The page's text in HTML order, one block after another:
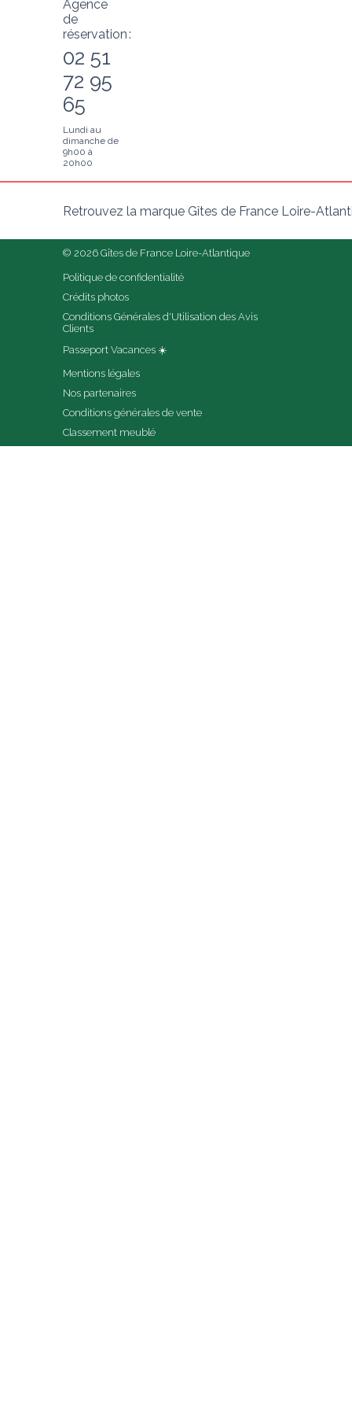
Agence
de
réservation :
02 51
72 95
65
Lundi au
dimanche de
9h00 à
20h00
Retrouvez la marque Gîtes de France Loire-
© 2026 Gîtes de France Loire-Atlantique
Politique de confidentialité
Crédits photos
Conditions Générales d'Utilisation des Avis
Clients
Passeport Vacances ☀️
Mentions légales
Nos partenaires
Conditions générales de vente
Classement meublé